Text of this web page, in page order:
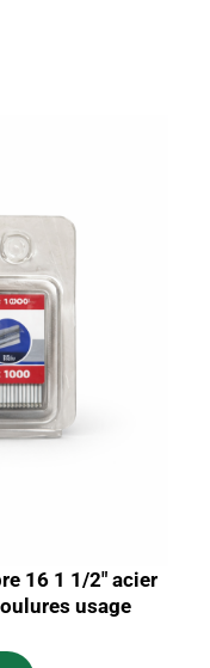
16 1 1/2″ acier
usage